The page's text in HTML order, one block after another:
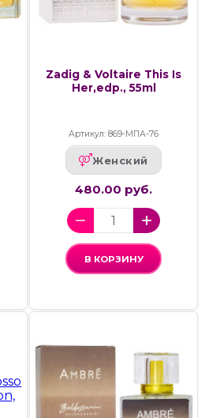
Zadig & Voltaire This Is
Her,edp., 55ml
Артикул: 869-МПА-76
Женский
480.00 руб.
В КОРЗИНУ